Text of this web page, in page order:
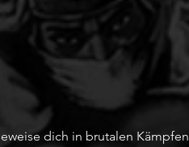
dich in brutalen